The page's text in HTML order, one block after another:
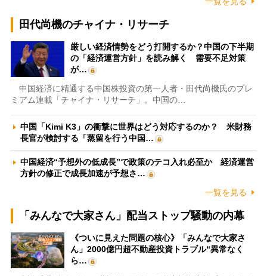
田代尚機のチャイナ・リサーチ
厳しい経済情勢をどう打開するか？中国の下半期
の「経済運営方針」を読み解く 需要不足対策
が…
中国経済に精通する中国株投資の第一人者・田代尚機氏のプレ
ミアム連載「チャイナ・リサーチ」。中国の…
中国「Kimi K3」の衝撃に世界はどう対応するのか？ 米財務
長官が検討する「蒸留を行う中国…
中国経済“予想外の低成長”で政策のテコ入れ必至か 経済運営
方針の修正で成長加速が予想さ…
一覧を見る
「みんなで大家さん」配当ストップ騒動の内幕
《ついに見えた問題の核心》「みんなで大家さ
ん」2000億円超不動産投資トラブル“異常なく
ら…